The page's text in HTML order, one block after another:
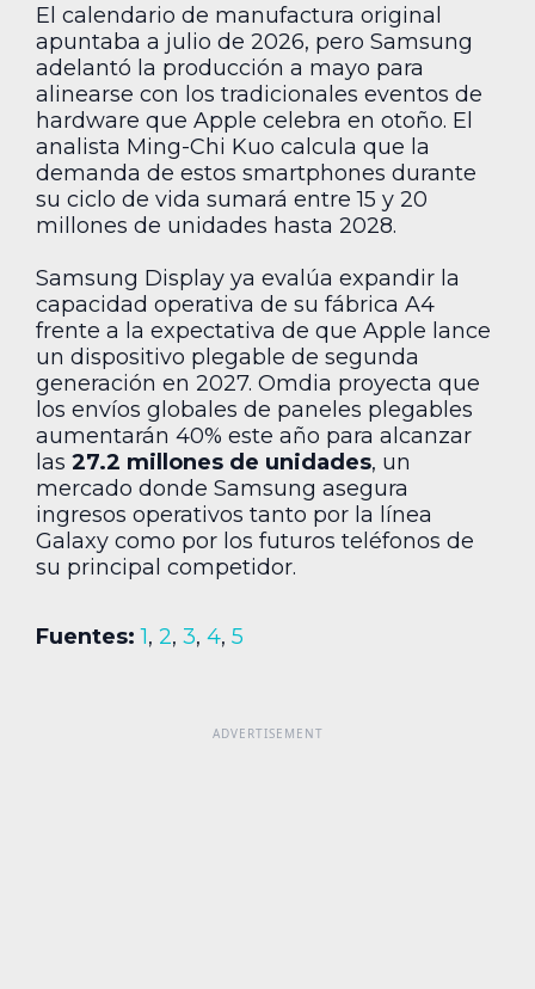
El calendario de manufactura original
apuntaba a julio de 2026, pero Samsung
adelantó la producción a mayo para
alinearse con los tradicionales eventos de
hardware que Apple celebra en otoño. El
analista Ming-Chi Kuo calcula que la
demanda de estos smartphones durante
su ciclo de vida sumará entre 15 y 20
millones de unidades hasta 2028.
Samsung Display ya evalúa expandir la
capacidad operativa de su fábrica A4
frente a la expectativa de que Apple lance
un dispositivo plegable de segunda
generación en 2027. Omdia proyecta que
los envíos globales de paneles plegables
aumentarán 40% este año para alcanzar
las 27.2 millones de unidades, un
mercado donde Samsung asegura
ingresos operativos tanto por la línea
Galaxy como por los futuros teléfonos de
su principal competidor.
Fuentes: 1, 2, 3, 4, 5